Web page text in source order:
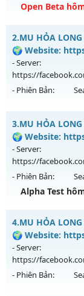
Open Beta
MU Hà Nội Xưa –
CÓ
Mu mới ra tháng
ngày 09/08/2626
Exp: 500x - Drop:
Thể loại: Mu
Antihack: BDCAM
2.MU HỎA
🌍 Website:
- Server:
https://
- Phiên Bản:
MU HỎA LONG
Mu mới ra tháng
https://
01/07/2626
Exp: 9999x -
Kiểu reset: Non
Thể loại: Mu
Antihack: Xshiel
3.MU HỎA
🌍 Website:
- Server:
https://
- Phiên Bản:
Alpha Test
MU HỎA LONG
Mu mới ra tháng
https://
08/08/2626
Exp: 9999x -
4.MU HỎA
🌍 Website:
- Server:
https://
- Phiên Bản: